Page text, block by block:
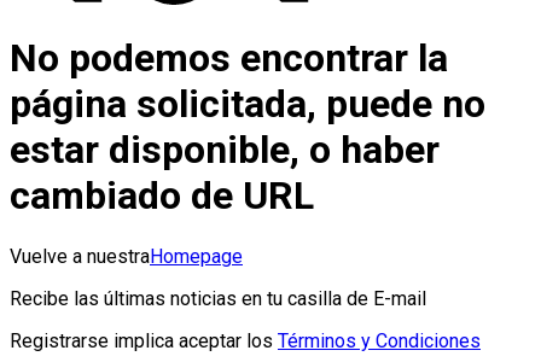
No podemos encontrar la
página solicitada, puede no
estar disponible, o haber
cambiado de URL
Vuelve a nuestraHomepage
Recibe las últimas noticias en tu casilla de E-mail
Registrarse implica aceptar los Términos y Condiciones